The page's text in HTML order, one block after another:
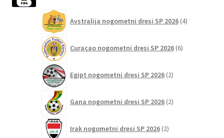
Avstralija nogometni dresi SP 2026 4izdelki
Curaçao nogometni dresi SP 2026 6izdelkov
Egipt nogometni dresi SP 2026 2izdelka
Gana nogometni dresi SP 2026 2izdelka
Irak nogometni dresi SP 2026 2izdelka